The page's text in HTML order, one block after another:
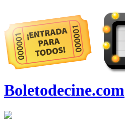
Boletodecine.com